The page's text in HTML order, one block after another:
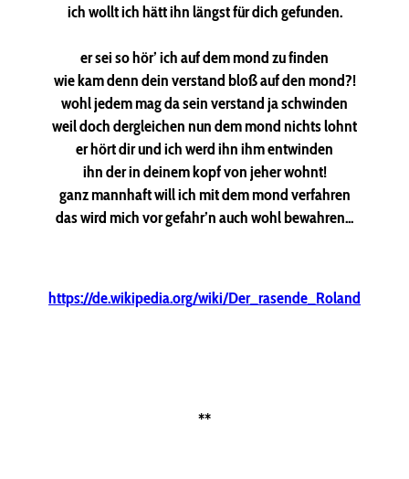
ich wollt ich hätt ihn längst für dich gefunden.
er sei so hör’ ich auf dem mond zu finden
wie kam denn dein verstand bloß auf den mond?!
wohl jedem mag da sein verstand ja schwinden
weil doch dergleichen nun dem mond nichts lohnt
er hört dir und ich werd ihn ihm entwinden
ihn der in deinem kopf von jeher wohnt!
ganz mannhaft will ich mit dem mond verfahren
das wird mich vor gefahr’n auch wohl bewahren...
https://de.wikipedia.org/wiki/Der_rasende_Roland
**